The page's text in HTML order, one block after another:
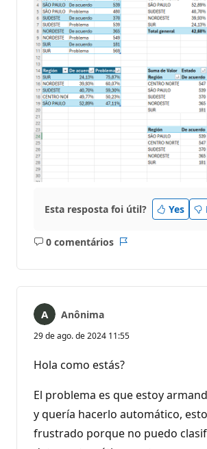
Esta resposta foi útil? Yes
0 comentários
Sem
Anônima
29 de ago. de 2024 11:55
Hola como estás?
El problema es que estoy
y quería hacerlo automático,
frustrado porque no puedo